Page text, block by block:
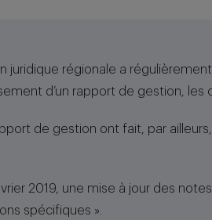
juridique régionale a
d’un rapport de gestion,
de gestion ont fait, par
2019, une mise à jour des
spécifiques ».